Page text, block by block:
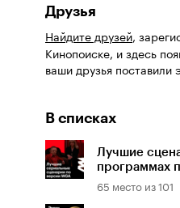
Рейтинг
Кинопоиска
7.0
7.0
Друзья
Найдите друзей,
Кинопоиске, и здесь
ваши друзья поставили
В списках
Лучшие
программах
65 место из101